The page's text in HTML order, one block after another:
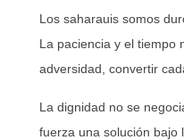
Los saharauis somos
La paciencia y el tiempo
adversidad, convertir
La dignidad no se
fuerza una solución bajo